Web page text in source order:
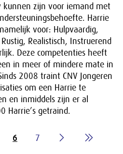
kunnen zijn voor iemand met
Harrie
voor: Hulpvaardig,
Realistisch, Instruerend
Deze competenties heeft
in meer of mindere mate in
2008 traint CNV Jongeren
om een Harrie te
en inmiddels zijn er al
Harrie’s getraind.
6 7